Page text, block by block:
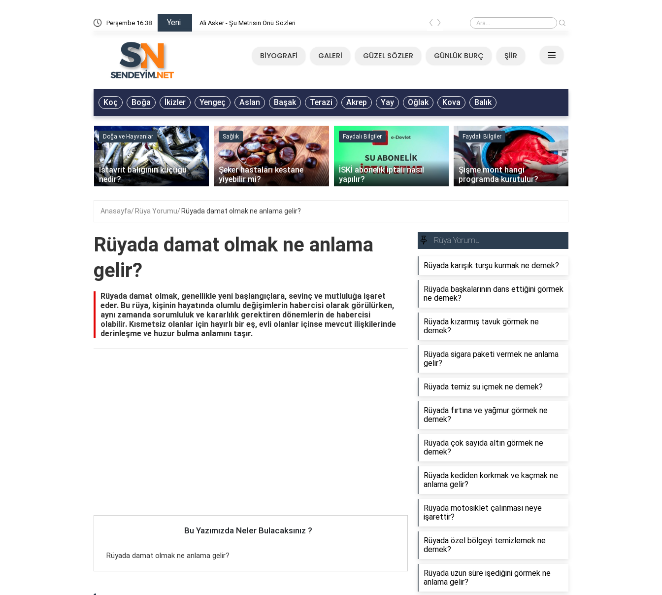
Perşembe 16:38 Yeni Ali Asker - Şu Metrisin Önü Sözleri Mirkelam - Tavla Sözleri
‹ ›
BİYOGRAFİ GALERİ GÜZEL SÖZLER GÜNLÜK BURÇ ŞİİR
Koç Boğa İkizler Yengeç Aslan Başak Terazi Akrep Yay Oğlak Kova Balık
Doğa ve Hayvanlar
İstavrit balığının küçüğü
nedir?
Sağlık
Şeker hastaları kestane
yiyebilir mi?
Faydalı Bilgiler
İSKİ abonelik iptali nasıl
yapılır?
Faydalı Bilgiler
Şişme mont hangi
programda kurutulur?
‹ ›
Anasayfa Rüya Yorumu Rüyada damat olmak ne anlama gelir?
Rüyada damat olmak ne anlama
gelir?
Rüyada damat olmak, genellikle yeni başlangıçlara, sevinç ve mutluluğa işaret
eder. Bu rüya, kişinin hayatında olumlu değişimlerin habercisi olarak görülürken,
aynı zamanda sorumluluk ve kararlılık gerektiren dönemlerin de habercisi
olabilir. Kısmetsiz olanlar için hayırlı bir eş, evli olanlar içinse mevcut ilişkilerinde
derinleşme ve huzur bulma anlamını taşır.
Bu Yazımızda Neler Bulacaksınız ?
Rüyada damat olmak ne anlama gelir?
Rüya Yorumu
Rüyada karışık turşu kurmak ne demek?
Rüyada başkalarının dans ettiğini görmek
ne demek?
Rüyada kızarmış tavuk görmek ne
demek?
Rüyada sigara paketi vermek ne anlama
gelir?
Rüyada temiz su içmek ne demek?
Rüyada fırtına ve yağmur görmek ne
demek?
Rüyada çok sayıda altın görmek ne
demek?
Rüyada kediden korkmak ve kaçmak ne
anlama gelir?
Rüyada motosiklet çalınması neye
işarettir?
Rüyada özel bölgeyi temizlemek ne
demek?
Rüyada uzun süre işediğini görmek ne
anlama gelir?